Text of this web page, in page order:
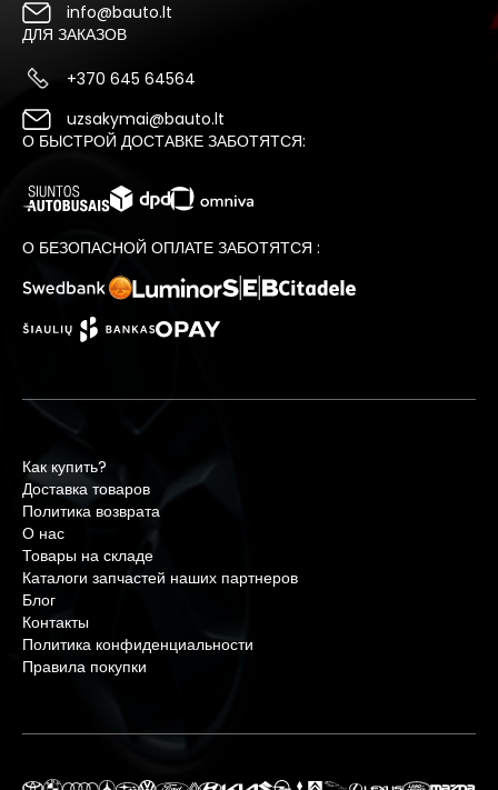
info@bauto.lt
ДЛЯ ЗАКАЗОВ
+370 645 64564
uzsakymai@bauto.lt
О БЫСТРОЙ ДОСТАВКЕ ЗАБОТЯТСЯ:
О БЕЗОПАСНОЙ ОПЛАТЕ ЗАБОТЯТСЯ :
Как купить?
Доставка товаров
Политика возврата
О нас
Товары на складе
Каталоги запчастей наших партнеров
Блог
Контакты
Политика конфиденциальности
Правила покупки